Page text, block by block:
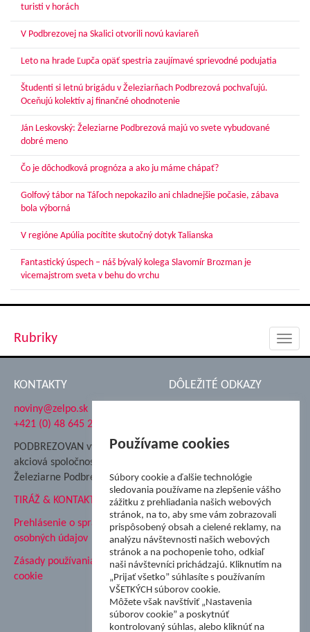
turisti v horách
V Podbrezovej na Skalici otvorili novú kaviareň
Leto na hrade Ľupča opäť spestria zaujímavé sprievodné podujatia
Študenti si letnú brigádu v Železiarňach Podbrezová pochvaľujú.
Oceňujú kolektív aj finančné ohodnotenie
Ján Leskovský: Železiarne Podbrezová majú vo svete vybudované
dobré meno
Čo je dôchodková prognóza a ako ju máme chápať?
Golfový tábor na Táľoch nepokazilo ani chladnejšie počasie, zábava
bola výborná
V regióne Apúlia pocítite skutočný dotyk Talianska
Fantastický úspech – náš bývalý kolega Slavomír Brozman je
vicemajstrom sveta v behu do vrchu
Rubriky
KONTAKTY
noviny@zelpo.sk
+421 (0) 48 645 2711
PODBREZOVAN vydáva
akciová spoločnosť
Železiarne Podbrezová
TIRÁŽ & KONTAKT
Prehlásenie o spracovaní
osobných údajov
Zásady používania súborov
cookie
DÔLEŽITÉ ODKAZY
Nadácia Železiarne
ŽP Informatika s.r.o.
ŠK Železiarne Podbrezová
Tále a.s.
Používame cookies
Súbory cookie a ďalšie technológie
sledovania používame na zlepšenie vášho
zážitku z prehliadania našich webových
stránok, na to, aby sme vám zobrazovali
prispôsobený obsah a cielené reklamy, na
analýzu návštevnosti našich webových
stránok a na pochopenie toho, odkiaľ
naši návštevníci prichádzajú. Kliknutím na
„Prijať všetko” súhlasíte s používaním
VŠETKÝCH súborov cookie.
Môžete však navštíviť „Nastavenia
súborov cookie” a poskytnúť
kontrolovaný súhlas, alebo kliknúť na